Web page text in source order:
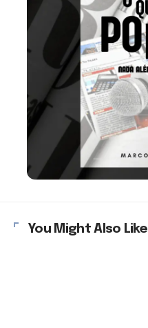
You Might Also Like